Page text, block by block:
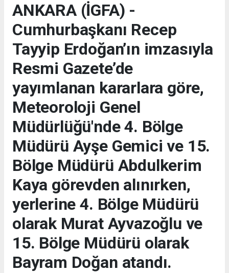
ANKARA (İGFA) -
Cumhurbaşkanı Recep
Tayyip Erdoğan’ın imzasıyla
Resmi Gazete’de
yayımlanan kararlara göre,
Meteoroloji Genel
Müdürlüğü'nde 4. Bölge
Müdürü Ayşe Gemici ve 15.
Bölge Müdürü Abdulkerim
Kaya görevden alınırken,
yerlerine 4. Bölge Müdürü
olarak Murat Ayvazoğlu ve
15. Bölge Müdürü olarak
Bayram Doğan atandı.